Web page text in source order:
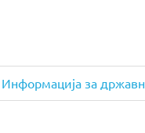
Next
Post:
Информација за